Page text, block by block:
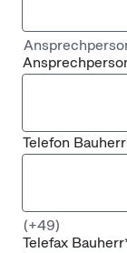
Telefon
(+49)
Telefax